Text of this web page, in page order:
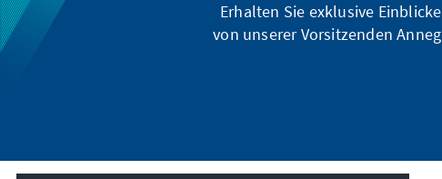
Erhalten Sie exklusive
von unserer Vorsitzenden